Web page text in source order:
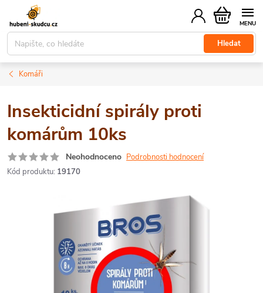
obsah
Hledat
Nákupní
košík
Komáři
Insekticidní spirály proti
komárům 10ks
Neohodnoceno Podrobnosti hodnocení
Kód produktu: 19170